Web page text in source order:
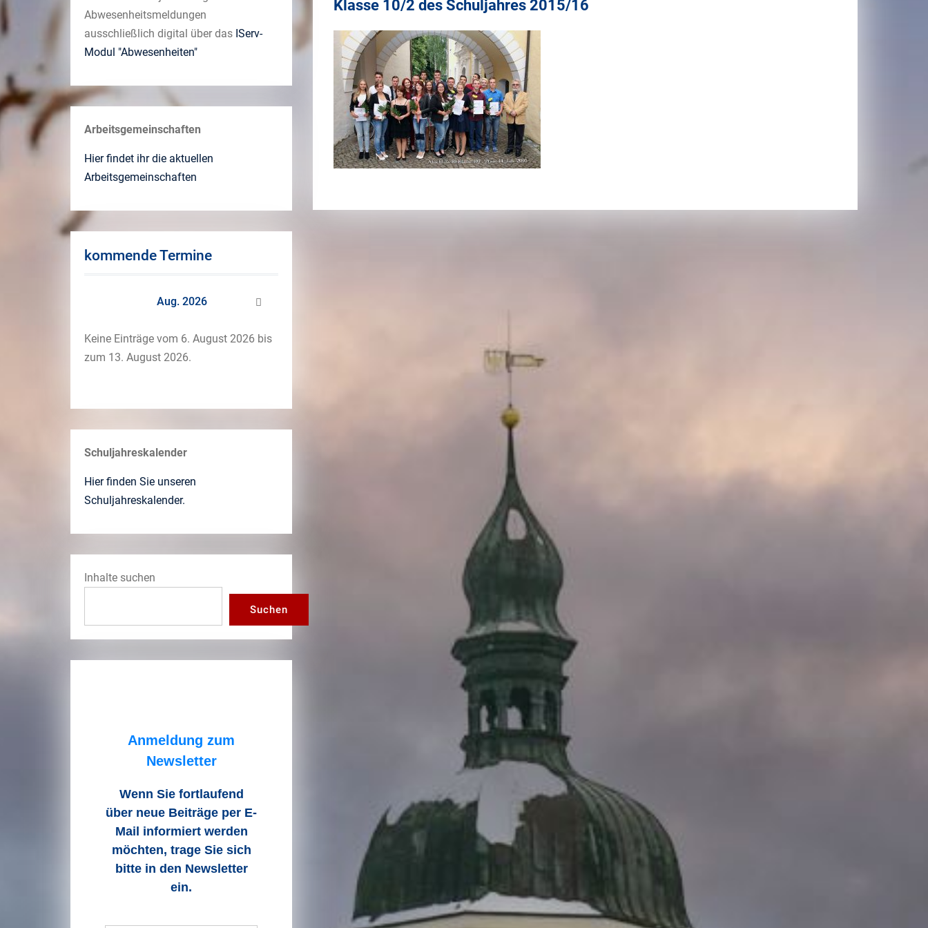
Klasse 10/2 des Schuljahres 2015/16
Abwesenheitsmeldungen
ausschließlich digital über das IServ-
Modul "Abwesenheiten"
Arbeitsgemeinschaften
Hier findet ihr die aktuellen
Arbeitsgemeinschaften
kommende Termine
Aug. 2026
Keine Einträge vom 6. August 2026 bis
zum 13. August 2026.
Schuljahreskalender
Hier finden Sie unseren
Schuljahreskalender.
Inhalte suchen
Suchen
Anmeldung zum
Newsletter
Wenn Sie fortlaufend
über neue Beiträge per E-
Mail informiert werden
möchten, trage Sie sich
bitte in den Newsletter
ein.